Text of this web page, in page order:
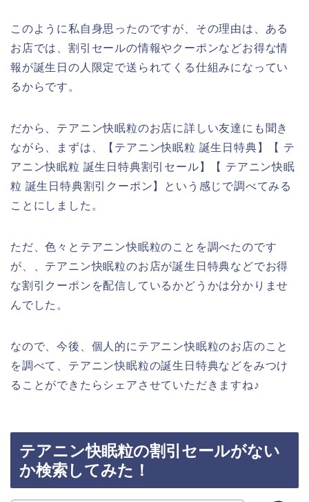
このように私自身思ったのですが、その理由は、ある
お店では、割引セールの情報やクーポンなどお得な情
報が誕生日の人限定で送られてくる仕組みになってい
るからです。
だから、テアニン快眠粒のお店に詳しい友達にも聞き
ながら、まずは、【テアニン快眠粒 誕生日特典】【 テ
アニン快眠粒 誕生日特典割引セール】【 テアニン快眠
粒 誕生日特典割引クーポン】という感じで調べてみる
ことにしました。
ただ、色々とテアニン快眠粒のことを調べたのです
が、、テアニン快眠粒のお店が誕生日特典などでお得
な割引クーポンを配信しているかどうかは分かりませ
んでした。
なので、今後、個人的にテアニン快眠粒のお店のこと
を調べて、テアニン快眠粒の誕生日特典などをみつけ
ることができたらシェアさせていただきますね♪
テアニン快眠粒の割引セールがない
か検索してみた！